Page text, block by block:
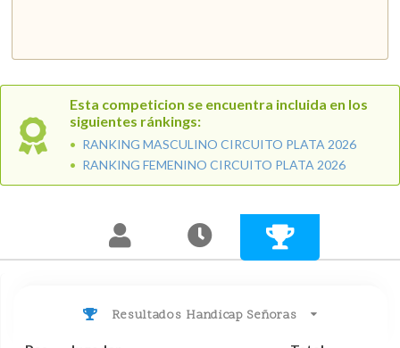
Esta competicion se encuentra incluida en los
siguientes ránkings:
RANKING MASCULINO CIRCUITO PLATA 2026
RANKING FEMENINO CIRCUITO PLATA 2026
Resultados Handicap Señoras